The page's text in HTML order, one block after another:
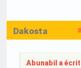
Dakosta
Abunabil a écrit